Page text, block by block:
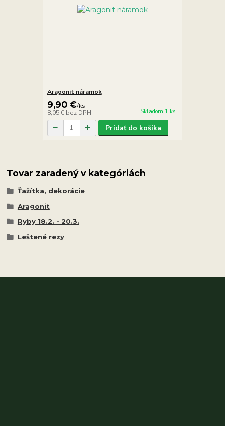
Aragonit náramok
9,90 €/ks
8,05 € bez DPH Skladom 1 ks
Pridať do košíka
Tovar zaradený v kategóriách
Ťažítka, dekorácie
Aragonit
Ryby 18.2. - 20.3.
Leštené rezy